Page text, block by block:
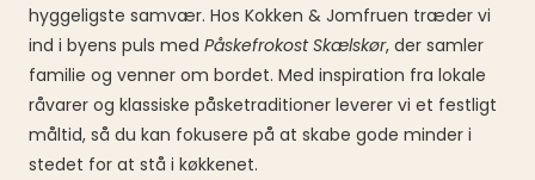
hyggeligste samvær. Hos Kokken & Jomfruen træder vi
ind i byens puls med Påskefrokost Skælskør, der samler
familie og venner om bordet. Med inspiration fra lokale
råvarer og klassiske påsketraditioner leverer vi et festligt
måltid, så du kan fokusere på at skabe gode minder i
stedet for at stå i køkkenet.